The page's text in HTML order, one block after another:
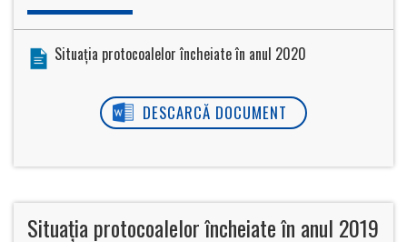
Situația protocoalelor încheiate în anul 2020
DESCARCĂ DOCUMENT
Situația protocoalelor încheiate în anul 2019